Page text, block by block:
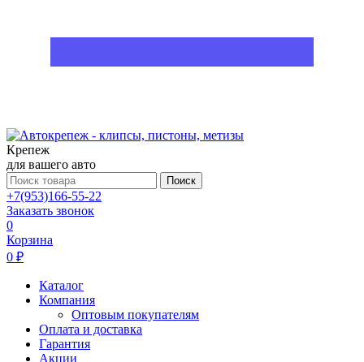
Крепеж
для вашего авто
Поиск
+7(953)166-55-22
Заказать звонок
0
Корзина
0 ₽
Каталог
Компания
Оптовым покупателям
Оплата и доставка
Гарантия
Акции